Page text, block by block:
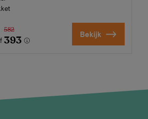
582
393 Bekijk